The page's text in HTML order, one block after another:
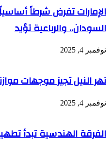
الإمارات تفرض شرطاً
السودان.. والرباعية تؤيد
نوفمبر 4, 2025
نهر النيل تجيز موجهات موازنة
نوفمبر 4, 2025
الفرقة الهندسية تبدأ